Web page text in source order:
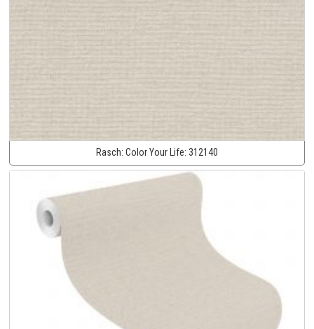
Rasch: Color Your Life: 312140